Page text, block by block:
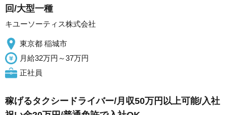
回/大型一種
キユーソーティス株式会社
東京都 稲城市
月給32万円～37万円
正社員
稼げるタクシードライバー/月収50万円以上可能/入社